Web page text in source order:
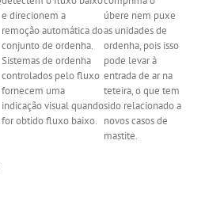
e direcionem a
remoção automática do
conjunto de ordenha.
Sistemas de ordenha
controlados pelo fluxo
fornecem uma
indicação visual quando
for obtido fluxo baixo.
úbere nem puxe
as unidades de
ordenha, pois isso
pode levar à
entrada de ar na
teteira, o que tem
sido relacionado a
novos casos de
mastite.